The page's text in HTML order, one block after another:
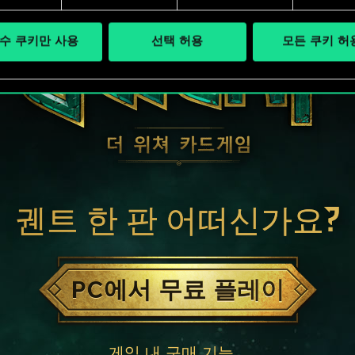
쿠키만 사용 선택 허용 모든 쿠키 허
궨트 한 판 어떠신가요?
PC에서 무료 플레이